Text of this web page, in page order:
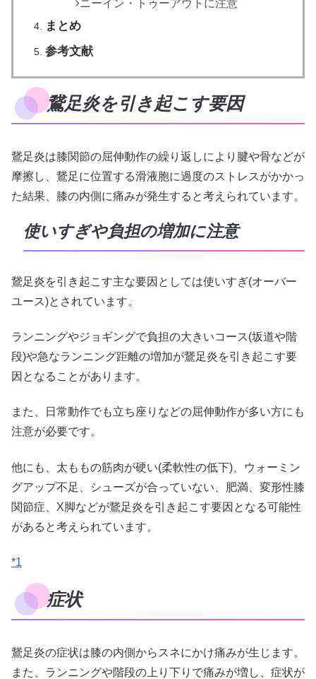
ニーイン・トゥーアウトに注意
まとめ
参考文献
鵞足炎を引き起こす要因
鵞足炎は膝関節の屈伸動作の繰り返しにより腱や骨などが
摩擦し、鵞足に位置する滑液胞に過度のストレスがかかっ
た結果、膝の内側に痛みが発生すると考えられています。
使いすぎや負担の増加に注意
鵞足炎を引き起こす主な要因としては使いすぎ(オーバー
ユース)とされています。
ランニングやジョギングで負担の大きいコース(坂道や階
段)や急なランニング距離の増加が鵞足炎を引き起こす要
因となることがあります。
また、日常動作でも立ち座りなどの屈伸動作が多い方にも
注意が必要です。
他にも、太ももの筋肉が硬い(柔軟性の低下)、ウォーミン
グアップ不足、シューズが合っていない、肥満、変形性膝
関節症、X脚などが鵞足炎を引き起こす要因となる可能性
があると考えられています。
*1
症状
鵞足炎の症状は膝の内側からスネにかけ痛みが生じます。
また、ランニングや階段の上り下りで痛みが増し、症状が